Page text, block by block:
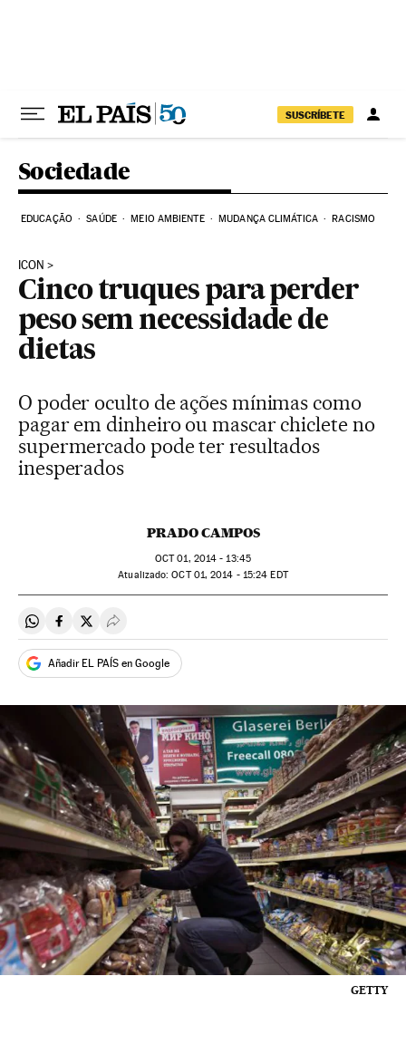
SUSCRÍBETE
Sociedade
EDUCAÇÃO SAÚDE MEIO AMBIENTE MUDANÇA CLIMÁTICA RACISMO
ICON
Cinco truques para perder
peso sem necessidade de
dietas
O poder oculto de ações mínimas como
pagar em dinheiro ou mascar chiclete no
supermercado pode ter resultados
inesperados
PRADO CAMPOS
OCT01, 2014 - 13:45
atualizado: OCT01, 2014 - 15:24 EDT
Compartir en Whatsapp
Compartir en Facebook
Compartir en Twitter
Desplegar Redes Sociales
Añadir EL PAÍS en Google
GETTY